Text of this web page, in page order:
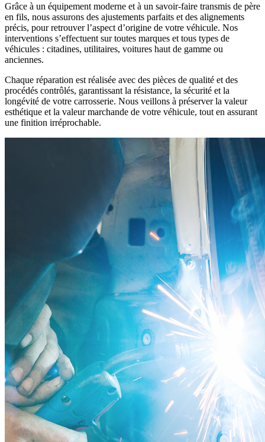
Grâce à un équipement moderne et à un savoir-faire transmis de père
en fils, nous assurons des ajustements parfaits et des alignements
précis, pour retrouver l’aspect d’origine de votre véhicule. Nos
interventions s’effectuent sur toutes marques et tous types de
véhicules : citadines, utilitaires, voitures haut de gamme ou
anciennes.
Chaque réparation est réalisée avec des pièces de qualité et des
procédés contrôlés, garantissant la résistance, la sécurité et la
longévité de votre carrosserie. Nous veillons à préserver la valeur
esthétique et la valeur marchande de votre véhicule, tout en assurant
une finition irréprochable.